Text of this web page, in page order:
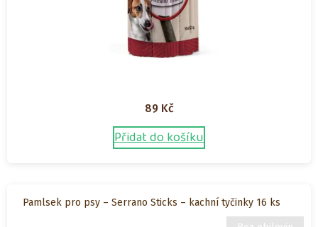
89 Kč
Přidat do košíku
Pamlsek pro psy – Serrano Sticks – kachní tyčinky 16 ks